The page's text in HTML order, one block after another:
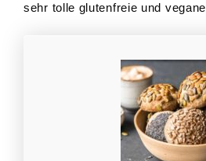
sehr tolle glutenfreie und